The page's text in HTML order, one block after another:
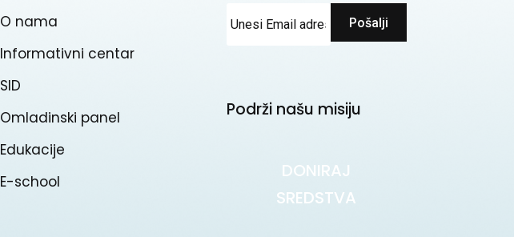
O nama
Informativni centar
SID
Omladinski panel
Edukacije
E-school
Pošalji
Podrži našu misiju
DONIRAJ
SREDSTVA